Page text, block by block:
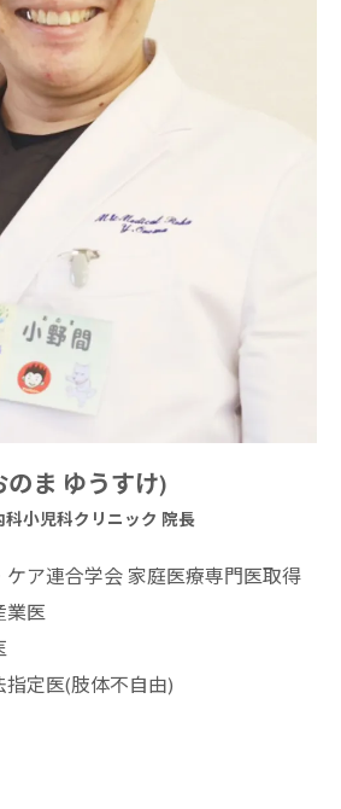
ま ゆうすけ)
小児科クリニック 院長
ア連合学会 家庭医療専門医取得
業医
定医(肢体不自由)